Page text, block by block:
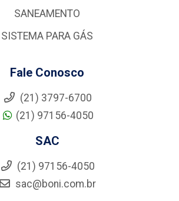
SANEAMENTO
SISTEMA PARA GÁS
Fale Conosco
(21) 3797-6700
(21) 97156-4050
SAC
(21) 97156-4050
sac@boni.com.br